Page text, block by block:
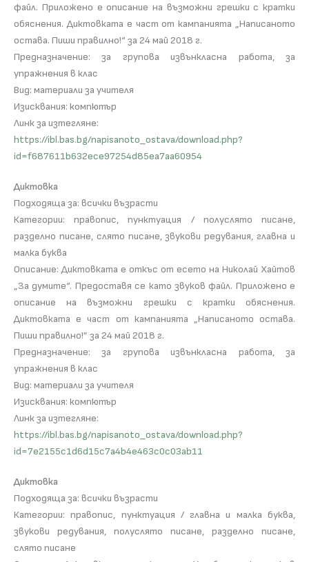
файл. Приложено е описание на възможни грешки с кратки
обяснения. Диктовката е част от кампанията „Написаното
остава. Пиши правилно!“ за 24 май 2018 г.
Предназначение: за групова извънкласна работа, за
упражнения в клас
Вид: материали за учителя
Изисквания: компютър
Линк за изтегляне:
https://ibl.bas.bg/napisanoto_ostava/download.php?
id=f687611b632ece97254d85ea7aa60954
Диктовка
Подходяща за: всички възрасти
Категории: правопис, пунктуация / полуслято писане,
разделно писане, слято писане, звукови редувания, главна и
малка буква
Описание: Диктовката е откъс от есето на Николай Хайтов
„За думите“. Предоставя се като звуков файл. Приложено е
описание на възможни грешки с кратки обяснения.
Диктовката е част от кампанията „Написаното остава.
Пиши правилно!” за 24 май 2018 г.
Предназначение: за групова извънкласна работа, за
упражнения в клас
Вид: материали за учителя
Изисквания: компютър
Линк за изтегляне:
https://ibl.bas.bg/napisanoto_ostava/download.php?
id=7e2155c1d6d15c7a4b4e463c0c03ab11
Диктовка
Подходяща за: всички възрасти
Категории: правопис, пунктуация / главна и малка буква,
звукови редувания, полуслято писане, разделно писане,
слято писане